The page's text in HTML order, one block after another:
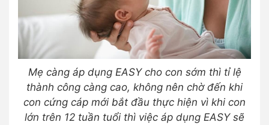
Mẹ càng áp dụng EASY cho con sớm thì tỉ lệ
thành công càng cao, không nên chờ đến khi
con cứng cáp mới bắt đầu thực hiện vì khi con
lớn trên 12 tuần tuổi thì việc áp dụng EASY sẽ